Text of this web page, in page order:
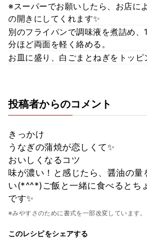
※スーパーでお願いしたら、お店に
の開きにしてくれます✨
別のフライパンで調味液を煮詰め、
分ほど両面を軽く絡める。
お皿に盛り、白ごまとねぎをトッピ
投稿者からのコメント
きっかけ
うなぎの蒲焼が恋しくて✨
おいしくなるコツ
味が濃い！と感じたら、醤油の量
い(*^^*)ご飯と一緒に食べるとち
です✨
※みやすさのために書式を一部改変しています。
このレシピをシェアする